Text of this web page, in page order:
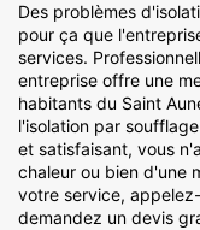
Des problèmes
pour ça que
services.
entreprise offre une
habitants du Saint
l'isolation par
et satisfaisant, vous
chaleur ou bien d'une
votre service,
demandez un devis